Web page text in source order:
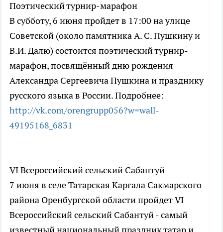
Поэтический турнир-марафон
В субботу, 6 июня пройдет в 17:00 на улице
Советской (около памятника А. С. Пушкину и
В.И. Далю) состоится поэтический турнир-
марафон, посвящённый дню рождения
Александра Сергеевича Пушкина и празднику
русского языка в России. Подробнее:
http://vk.com/orengrupp056?w=wall-
49195168_6831
VI Всероссийский сельский Сабантуй
7 июня в селе Татарская Каргала Сакмарского
района Оренбургской области пройдет VI
Всероссийский сельский Сабантуй - самый
известный национальный праздник татар и